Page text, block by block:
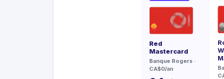
Red
Mastercard
Banque Rogers ·
CA$0/an